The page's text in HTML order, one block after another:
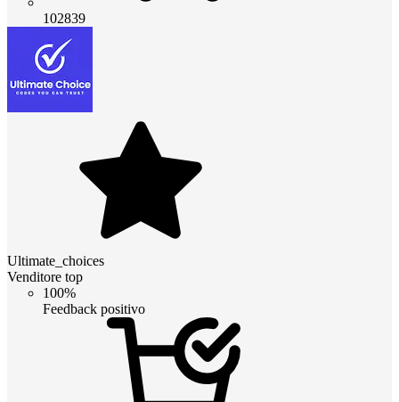
102839
Ultimate_choices
Venditore top
100%
Feedback positivo